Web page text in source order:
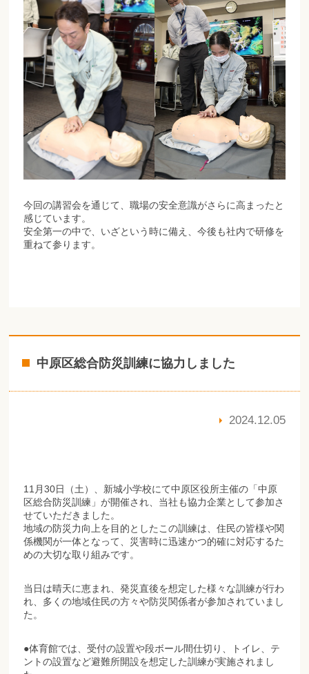
今回の講習会を通じて、職場の安全意識がさらに高まったと
感じています。
安全第一の中で、いざという時に備え、今後も社内で研修を
重ねて参ります。
中原区総合防災訓練に協力しました
2024.12.05
11月30日（土）、新城小学校にて中原区役所主催の「中原
区総合防災訓練」が開催され、当社も協力企業として参加さ
せていただきました。
地域の防災力向上を目的としたこの訓練は、住民の皆様や関
係機関が一体となって、災害時に迅速かつ的確に対応するた
めの大切な取り組みです。
当日は晴天に恵まれ、発災直後を想定した様々な訓練が行わ
れ、多くの地域住民の方々や防災関係者が参加されていまし
た。
●体育館では、受付の設置や段ボール間仕切り、トイレ、テ
ントの設置など避難所開設を想定した訓練が実施されまし